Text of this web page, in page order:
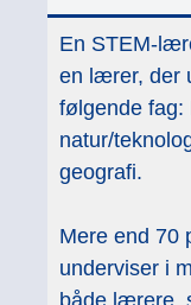
En STEM-
en lærer, der
følgende fag:
natur/
geografi.
Mere end 70
underviser i
både lærere,